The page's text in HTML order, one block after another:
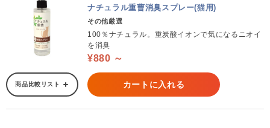
ナチュラル重曹消臭スプレー(猫用)
その他厳選
100％ナチュラル。重炭酸イオンで気になるニオイ
を消臭
¥880 ～
商品比較リスト カートに入れる